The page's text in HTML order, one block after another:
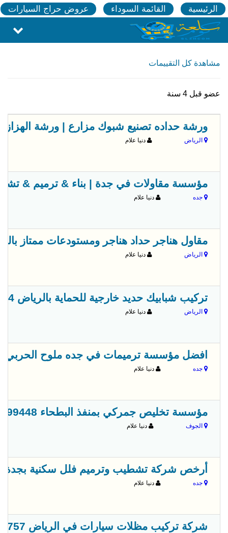
الرئيسية القائمة السوداء عروض حراج السيارات
مشاهدة كل التقييمات
عضو قبل 4 سنة
ورشة حداده تصنيع شبوك مزارع | ورشة الهزازي الرياض
الرياض دنيا علام
مؤسسة مقاولات في جدة | بناء & ترميم & تشطيب جوال
جده دنيا علام
مقاول هناجر حداد هناجر ومستودعات ممتاز بالرياض
الرياض دنيا علام
تركيب شبابيك حديد خارجية للحماية بالرياض 0554614464
الرياض دنيا علام
افضل مؤسسة ترميمات في جده ملوح الحربي 0500727567
جده دنيا علام
مؤسسة تخليص جمركي بمنفذ البطحاء 0557799448
الجوف دنيا علام
أرخص شركة تشطيب وترميم فلل سكنية بجدة بالصور0500727567
جده دنيا علام
شركة تركيب مظلات سيارات في الرياض 0555297757 | عروض وخصم